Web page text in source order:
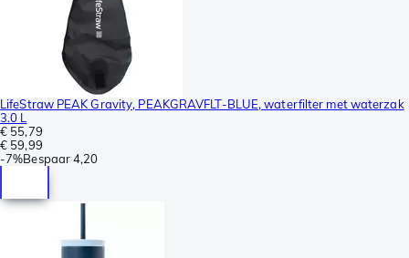
LifeStraw PEAK Gravity, PEAKGRAVFLT-BLUE, waterfilter met waterzak
3.0 L
€ 55,79
€ 59,99
-7%Bespaar4,20